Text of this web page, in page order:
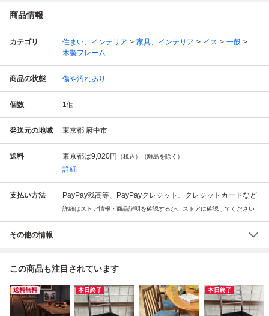
商品情報
カテゴリ 住まい、インテリア 家具、インテリア イス
一般
木製フレーム
商品の状態 傷や汚れあり
個数 1個
発送元の地域 東京都 府中市
送料 東京都は9,020円 （税込）（離島を除く）
詳細
支払い方法 PayPay残高等、PayPayクレジット、クレジットカードなど
詳細はストア情報・商品説明を確認するか、ストアに確認してください
その他の情報
この商品も注目されています
送料無料 本日終了 本日終了